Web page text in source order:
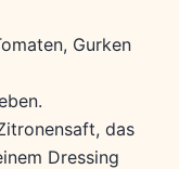
Gurken
das
Dressing